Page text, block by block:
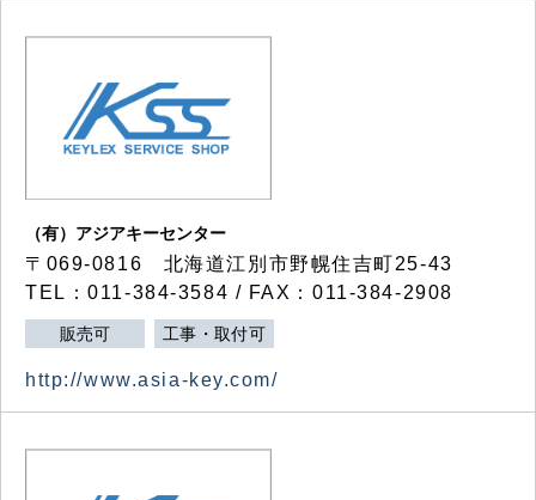
（有）アジアキーセンター
〒069-0816 北海道江別市野幌住吉町25-43
TEL：011-384-3584 / FAX：011-384-2908
販売可 工事・取付可
http://www.asia-key.com/